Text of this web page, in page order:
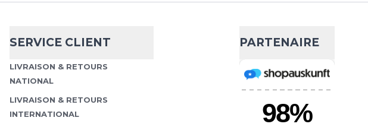
évacuation optimale de la transpiration Tissu
extensible dans quatre directions pour une
AJOUTER AU PANIER
SERVICE CLIENT
LIVRAISON & RETOURS
NATIONAL
LIVRAISON & RETOURS
INTERNATIONAL
PARTENAIRE